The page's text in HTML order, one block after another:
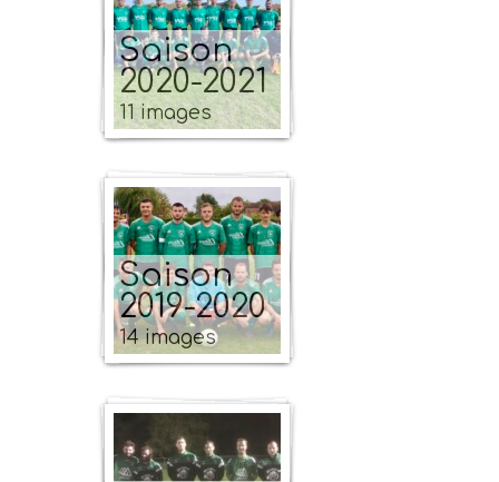
Saison
2020-2021
11 images
Saison
2019-2020
14 images